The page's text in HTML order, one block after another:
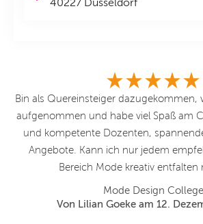
40227 Düsseldorf
Bin als Quereinsteiger dazugekommen,
aufgenommen und habe viel Spaß am
und kompetente Dozenten,
Angebote. Kann ich nur jedem
Bereich Mode kreativ entfalten
Mode Design College
Von Lilian Goeke am 12.